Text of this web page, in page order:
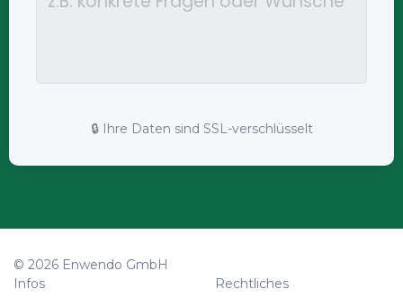
🔒 Ihre Daten sind SSL-verschlüsselt
© 2026 Enwendo GmbH
Infos
Rechtliches